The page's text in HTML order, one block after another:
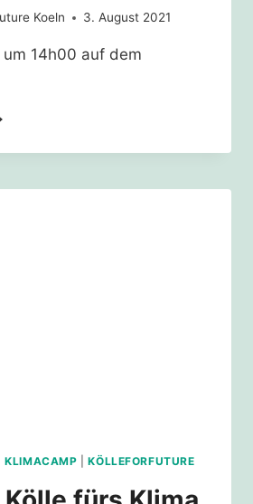
Koeln 3. August 2021
14h00 auf dem
|KLIMACAMP |KÖLLEFORFUTURE